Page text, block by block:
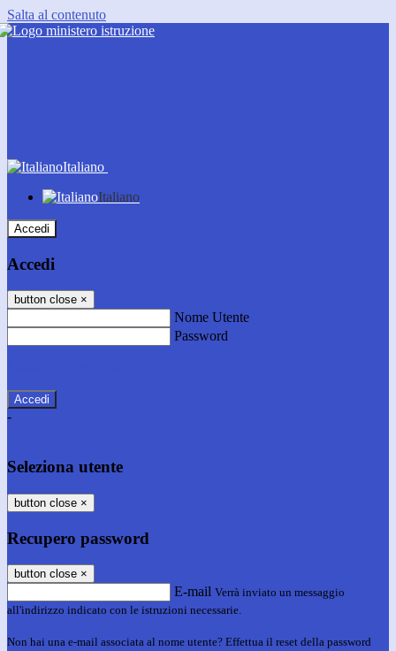
Salta al contenuto
Italiano
Italiano
Accedi
Accedi
button close ×
Nome Utente
Password
-
Seleziona utente
button close ×
Recupero password
button close ×
E-mail Verrà inviato un messaggio
all'indirizzo indicato con le istruzioni necessarie.
Non hai una e-mail associata al nome utente? Effettua il reset della password